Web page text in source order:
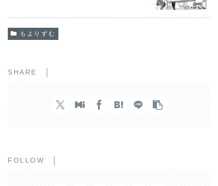
もよりずむ
SHARE
FOLLOW